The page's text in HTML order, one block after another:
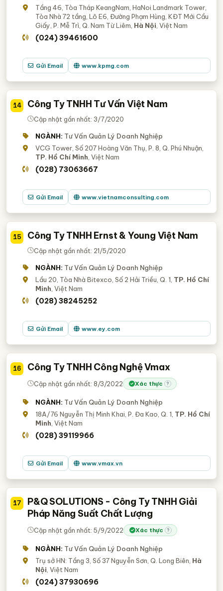
Tầng 46, Tòa Tháp KeangNam, HaNoi Landmark Tower,
Tòa Nhà 72 tầng, Lô E6, Đường Phạm Hùng, KĐT Mới Cầu
Giấy, P. Mễ Trì, Q. Nam Từ Liêm, Hà Nội , Việt Nam
(024) 39461600
Gửi Email www.kpmg.com
14 Công Ty TNHH Tư Vấn Việt Nam
Cập nhật gần nhất: 3/7/2020
NGÀNH: Tư Vấn Quản Lý Doanh Nghiệp
VCG Tower, Số 207 Hoàng Văn Thụ, P. 8, Q. Phú Nhuận,
TP. Hồ Chí Minh , Việt Nam
(028) 73063667
Gửi Email www.vietnamconsulting.com
15 Công Ty TNHH Ernst & Young Việt Nam
Cập nhật gần nhất: 21/5/2020
NGÀNH: Tư Vấn Quản Lý Doanh Nghiệp
Lầu 20, Tòa Nhà Bitexco, Số 2 Hải Triều, Q. 1, TP. Hồ Chí
Minh , Việt Nam
(028) 38245252
Gửi Email www.ey.com
16 Công Ty TNHH Công Nghệ Vmax
Cập nhật gần nhất: 8/3/2022 Xác thực ?
NGÀNH: Tư Vấn Quản Lý Doanh Nghiệp
18A/76 Nguyễn Thị Minh Khai, P. Đa Kao, Q. 1, TP. Hồ Chí
Minh , Việt Nam
(028) 39119966
Gửi Email www.vmax.vn
17
P&Q SOLUTIONS - Công Ty TNHH Giải
Pháp Năng Suất Chất Lượng
Cập nhật gần nhất: 5/9/2022 Xác thực ?
NGÀNH: Tư Vấn Quản Lý Doanh Nghiệp
Trụ sở HN: Tầng 3, Số 37 Nguyễn Sơn, Q. Long Biên, Hà
Nội , Việt Nam
(024) 37930696